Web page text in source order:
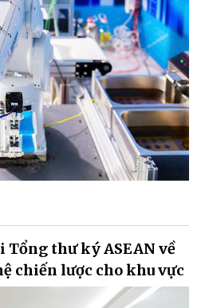
Tổng thư ký ASEAN về
chiến lược cho khu vực